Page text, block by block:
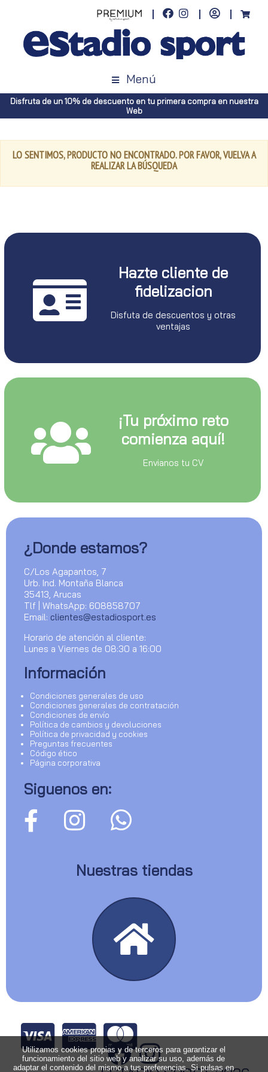
Menú
Disfruta de un 10% de descuento en tu primera compra en nuestra
Web
LO SENTIMOS, PRODUCTO NO ENCONTRADO. POR FAVOR, VUELVA A
REALIZAR LA BÚSQUEDA
Hazte cliente de
fidelizacion
Disfuta de descuentos y otras
ventajas
¡Tu próximo reto
comienza aquí!
Envianos tu CV
¿Donde estamos?
C/Los Agapantos, 7
Urb. Ind. Montaña Blanca
35413, Arucas
Tlf | WhatsApp: 608858707
Email: clientes@estadiosport.es
Horario de atención al cliente:
Lunes a Viernes de 08:30 a 16:00
Información
Condiciones generales de uso
Condiciones generales de contratación
Condiciones de envío
Política de cambios y devoluciones
Política de privacidad y cookies
Preguntas frecuentes
Código ético
Página corporativa
Siguenos en:
Nuestras tiendas
Utilizamos cookies propias y de terceros para garantizar el
funcionamiento del sitio web y analizar su uso, además de
adaptar el contenido del mismo a tus preferencias. Si pulsas en